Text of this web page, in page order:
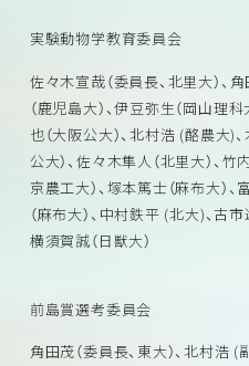
実験動物学教育委員会
佐々木宣哉（委員長、北里大）、
（鹿児島大）、伊豆弥生（岡山理
也（大阪公大）、北村浩 (酪農大)
公大）、佐々木隼人（北里大）、
京農工大）、塚本篤士（麻布大）
（麻布大）、中村鉄平 (北大)、古市
横須賀誠（日獣大）
前島賞選考委員会
角田茂（委員長、東大）、北村浩